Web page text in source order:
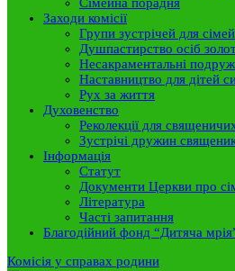
Заходи комісії
Групи зустрічей для
Душпастирство осіб
Несакраментальні
Наставництво для дітей
Рух за життя
Духовенство
Реколекції для
Зустрічі дружин
Інформація
Статут
Документи Церкви про
Література
Часті запитання
Благодійний фонд “Дитяча
Комісія у справах родини